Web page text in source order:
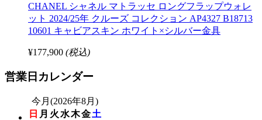
CHANEL シャネル マトラッセ ロングフラップウォレ
ット 2024/25年 クルーズ コレクション AP4327 B18713
10601 キャビアスキン ホワイト×シルバー金具
¥177,900 (税込)
営業日カレンダー
今月(2026年8月)
日 月 火 水木金土